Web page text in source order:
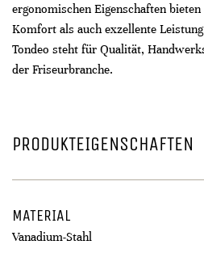
ergonomischen Eigenschaften
Komfort als auch exzellente
Tondeo steht für Qualität,
der Friseurbranche.
PRODUKTEIGENSCHAFTEN
MATERIAL
Vanadium-Stahl